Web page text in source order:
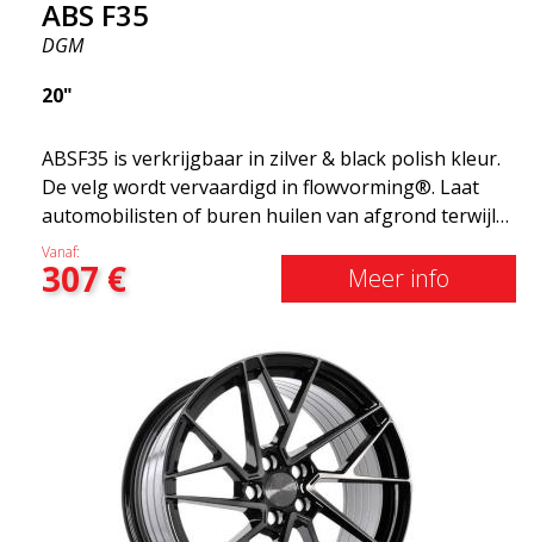
ABS F35
DGM
20"
ABSF35 is verkrijgbaar in zilver & black polish kleur.
De velg wordt vervaardigd in flowvorming®. Laat
automobilisten of buren huilen van afgrond terwijl
je in stijl glijdt. Deze velgen zijn vervaardigd met
behulp van innovatieve flow-forming technologie en
staan dus bekend om hun pieksterkte en
gewichtsbesparingen opleveren. Met ABS Flow
Form-technologie kunt u mijl na kilometer genieten
van jarenlange schoonheid en onberispelijke
prestaties. Het beste van alles? ABS Wheels geeft u
een volledige garantie van 2 jaar.
Vanaf:
307€ Meer info